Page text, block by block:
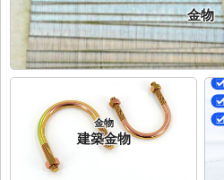
金物
金物
建築金物